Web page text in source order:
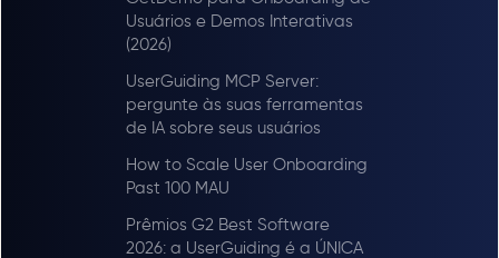
Usuários e Demos Interativas
(2026)
UserGuiding MCP Server:
pergunte às suas ferramentas
de IA sobre seus usuários
How to Scale User Onboarding
Past 100 MAU
Prêmios G2 Best Software
2026: a UserGuiding é a ÚNICA